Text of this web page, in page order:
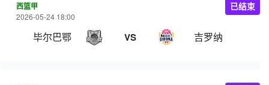
西篮甲
2026-05-24 18:00
毕尔巴鄂 VS 吉罗纳
已结束